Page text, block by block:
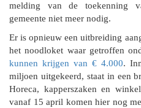
melding van de toekenning
gemeente niet meer nodig.
Er is opnieuw een uitbreiding
het noodloket waar getroffen
kunnen krijgen van € 4.000.
miljoen uitgekeerd, staat in een
Horeca, kapperszaken en
vanaf 15 april komen hier nog